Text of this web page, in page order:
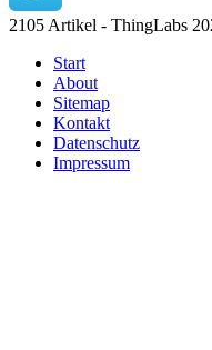
2105 Artikel - ThingLabs
Start
About
Sitemap
Kontakt
Datenschutz
Impressum